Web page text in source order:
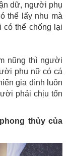
dữ, người phụ
thể lấy nhu mà
thể chống lại
nũng thì người
phụ nữ có cá
gia đình luôn
phải chịu tổn
thủy của